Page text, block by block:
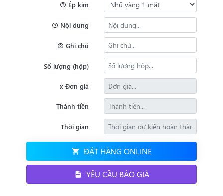
Ép kim
Nội dung
Ghi chú
Số lượng (hộp)
x Đơn giá
Thành tiền
Thời gian
ĐẶT HÀNG ONLINE
YÊU CẦU BÁO GIÁ